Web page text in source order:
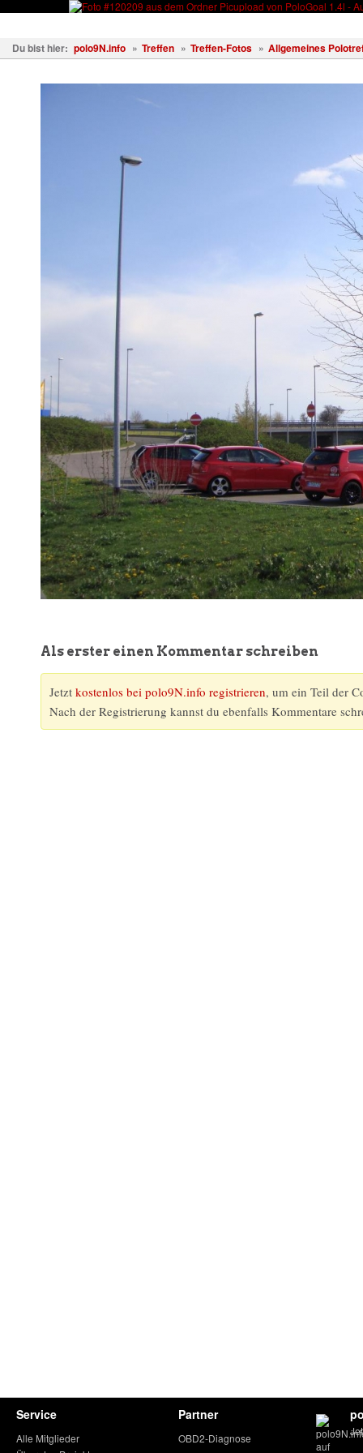
Du bist hier: polo9N.info » Treffen » Treffen-Fotos » Allgemeines
Als erster einen Kommentar schreiben
Jetzt kostenlos bei polo9N.info registrieren, um ein Teil der
Nach der Registrierung kannst du ebenfalls Kommentare
Service
Alle Mitglieder
Partner
OBD2-Diagnose